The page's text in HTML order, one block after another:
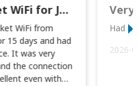
Great Pocket WiFi for Japan Travel
WiFi from
15 days and had
It was very
the connection
even with
Very
Had
2026-